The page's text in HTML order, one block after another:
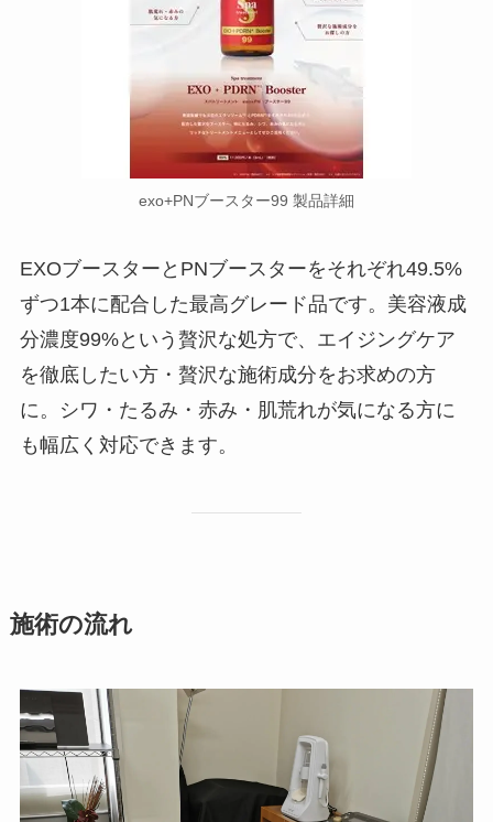
exo+PNブースター99 製品詳細
EXOブースターとPNブースターをそれぞれ49.5%
ずつ1本に配合した最高グレード品です。美容液成
分濃度99%という贅沢な処方で、エイジングケア
を徹底したい方・贅沢な施術成分をお求めの方
に。シワ・たるみ・赤み・肌荒れが気になる方に
も幅広く対応できます。
施術の流れ